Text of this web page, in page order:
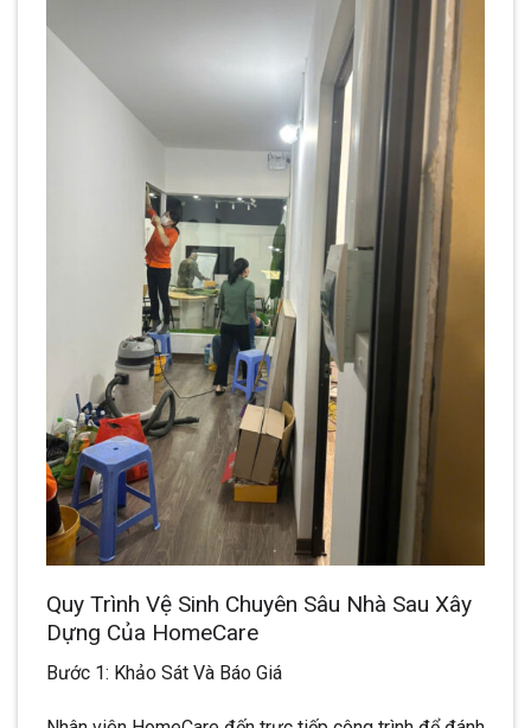
Quy Trình Vệ Sinh Chuyên Sâu Nhà Sau Xây
Dựng Của HomeCare
Bước 1: Khảo Sát Và Báo Giá